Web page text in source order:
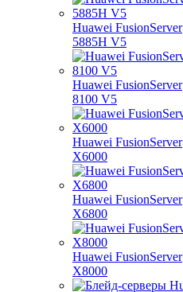
Huawei FusionServer
5885H V5
Huawei FusionServer
8100 V5
Huawei FusionServer
X6000
Huawei FusionServer
X6800
Huawei FusionServer
X8000